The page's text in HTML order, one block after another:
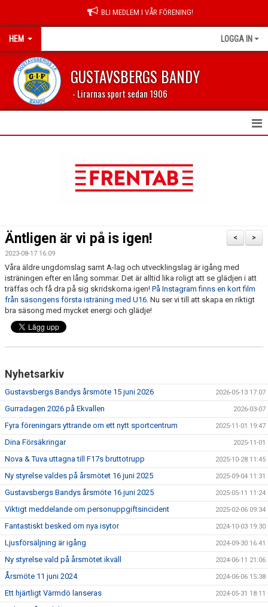
BLI MEDLEM I VÅR FÖRENING!
HEM LOGGA IN
GUSTAVSBERGS BANDY
- Lirarnas sport sedan 1906
PROFILKLÄDER
ISTIDER
BILDGALLERI
KONTAKT
NYTT ISCENTRUM
>
<
Äntligen är vi på is igen!
2023-08-17 16:09
Våra äldre ungdomslag samt A-lag och utvecklingslag är igång med
isträningen efter en lång sommar. Det är alltid lika roligt att se glädjen i att
träffas och få dra på sig skridskorna igen! På Instagram finns en kort film
från säsongens första isträning med U16. Nu ser vi till att skapa en riktigt
bra säsong med mycket energi och glädje!
Nyhetsarkiv
Gustavsbergs Bandys årsmöte 15 juni 2026 2026-05-13 17:07
Gurradagen 2026 på Ekvallen 2026-03-07
Fyra föreningars yttrande om ett nytt sportcentrum 2025-11-01 19:47
Dina Försäkringar 2025-11-01
Nova & Tuva uttagna till F17s bruttotrupp 2025-10-28 11:45
Ny styrelse valdes på årsmötet 16 juni 2025 2025-09-04 11:31
Gustavsbergs Bandys årsmöte 16 juni 2025 2025-05-11 11:24
Viktigt meddelande om personuppgiftsincident 2025-02-06 09:34
Fantastiskt besked om nya isytor 2024-10-03 19:30
Ljusförsäljning är igång 2024-09-30 16:41
Ny styrelse vald på årsmötet ikväll 2024-06-11 21:06
Årsmöte 11 juni 2024 2024-06-06 15:38
Ett hjärtligt Värmdö lanseras 2024-05-31 18:11